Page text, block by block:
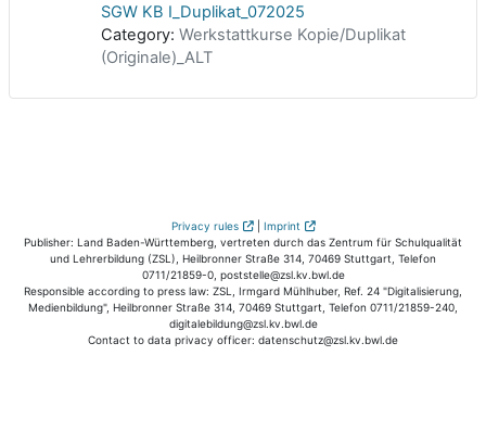
SGW KB I_Duplikat_072025
Category:Werkstattkurse Kopie/Duplikat
(Originale)_ALT
Privacy rules | Imprint
Publisher: Land Baden-Württemberg, vertreten durch das Zentrum für Schulqualität
und Lehrerbildung (ZSL), Heilbronner Straße 314, 70469 Stuttgart, Telefon
0711/21859-0, poststelle@zsl.kv.bwl.de
Responsible according to press law: ZSL, Irmgard Mühlhuber, Ref. 24 "Digitalisierung,
Medienbildung", Heilbronner Straße 314, 70469 Stuttgart, Telefon 0711/21859-240,
digitalebildung@zsl.kv.bwl.de
Contact to data privacy officer: datenschutz@zsl.kv.bwl.de